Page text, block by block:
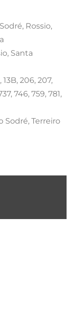
Rossio,
Santa
206, 207,
746, 759, 781,
Sodré, Terreiro